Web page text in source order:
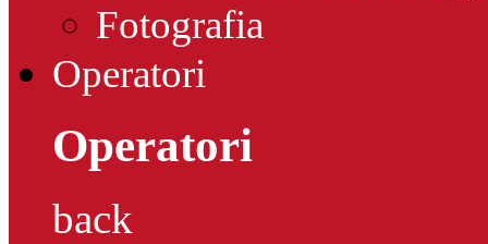
Fotografia
Operatori
Operatori
back